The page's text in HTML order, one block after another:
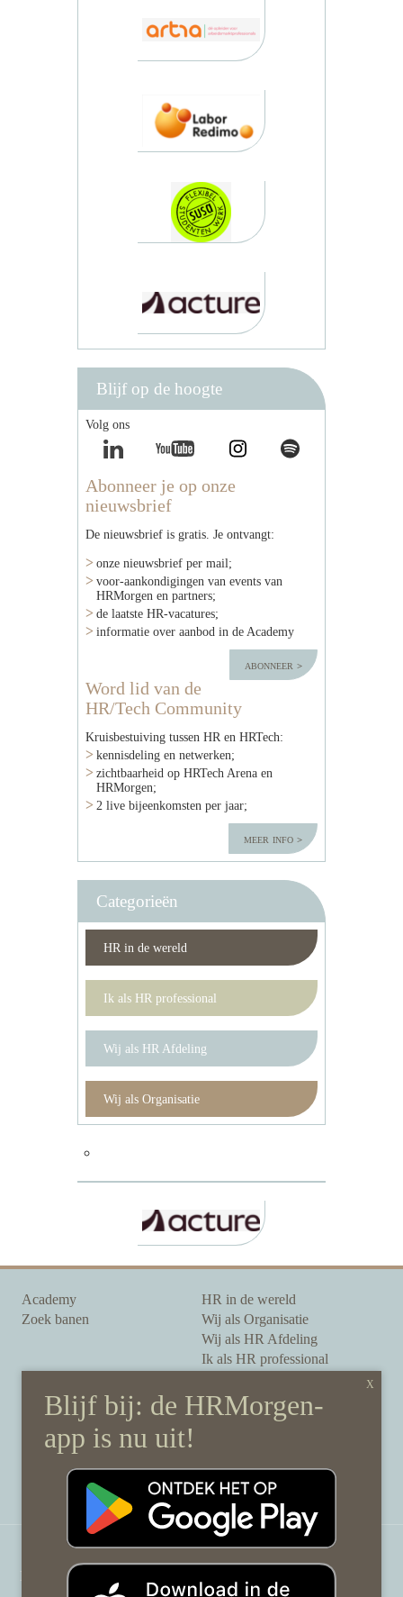
Blijf op de hoogte
Volg ons
Abonneer je op onze
nieuwsbrief
De nieuwsbrief is gratis. Je ontvangt:
onze nieuwsbrief per mail;
voor-aankondigingen van events van
HRMorgen en partners;
de laatste HR-vacatures;
informatie over aanbod in de Academy
abonneer
Word lid van de
HR/Tech Community
Kruisbestuiving tussen HR en HRTech:
kennisdeling en netwerken;
zichtbaarheid op HRTech Arena en
HRMorgen;
2 live bijeenkomsten per jaar;
meer info
Categorieën
HR in de wereld
Ik als HR professional
Wij als HR Afdeling
Wij als Organisatie
Academy
Zoek banen
HR in de wereld
Wij als Organisatie
Wij als HR Afdeling
Ik als HR professional
Onze auteurs
Onze partners
Sponsoring
Over HRMorgen
Disclaimer & gedragscode
HRMorgen.nl